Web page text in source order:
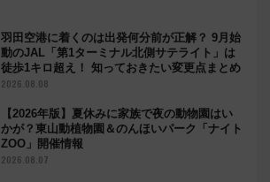
羽田空港に着くのは出発何分前が正解？ 9月始
動のJAL「第1ターミナル北側サテライト」は
徒歩1キロ超え！ 知っておきたい変更点まとめ
2026.08.08
【2026年版】夏休みに家族で夜の動物園はい
かが？東山動植物園＆のんほいパーク「ナイト
ZOO」開催情報
2026.08.07